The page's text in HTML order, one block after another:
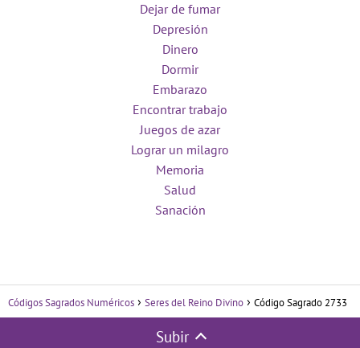
Dejar de fumar
Depresión
Dinero
Dormir
Embarazo
Encontrar trabajo
Juegos de azar
Lograr un milagro
Memoria
Salud
Sanación
Códigos Sagrados Numéricos Seres del Reino Divino Código Sagrado 2733
Subir